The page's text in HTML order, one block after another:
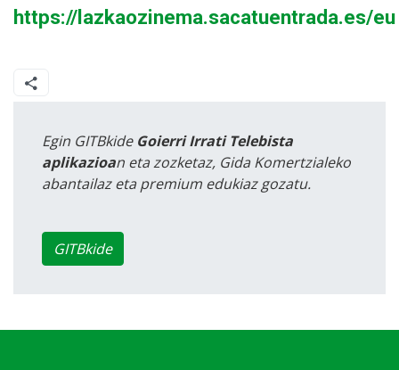
https://lazkaozinema.sacatuentrada.es/eu
Egin GITBkide Goierri Irrati Telebista
aplikazioan eta zozketaz, Gida Komertzialeko
abantailaz eta premium edukiaz gozatu.
GITBkide